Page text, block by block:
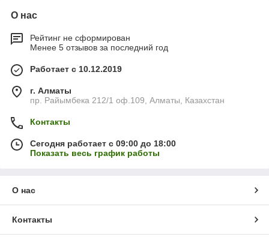
О нас
Рейтинг не сформирован
Менее 5 отзывов за последний год
Работает с 10.12.2019
г. Алматы
пр. Райымбека 212/1 оф.109, Алматы, Казахстан
Контакты
Сегодня работает с 09:00 до 18:00
Показать весь график работы
О нас
Контакты